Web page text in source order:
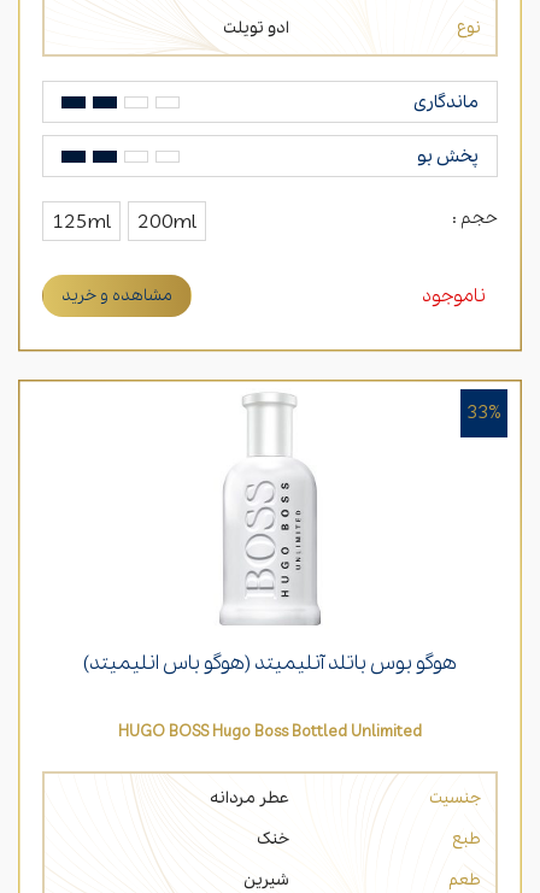
نوع
ادو تویلت
ماندگاری
پخش بو
حجم : 200ml
125ml
ناموجود مشاهده و خرید
هوگو بوس باتلد آنلیمیتد (هوگو باس انلیمیتد)
HUGO BOSS Hugo Boss Bottled Unlimited
جنسیت
عطر مردانه
طبع
خنک
طعم
شیرین
33%